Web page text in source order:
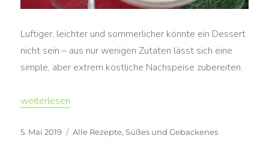
Luftiger, leichter und sommerlicher könnte ein Dessert
nicht sein – aus nur wenigen Zutaten lässt sich eine
simple, aber extrem köstliche Nachspeise zubereiten.
„Rhabarber-Grießschaum (vegan)“
weiterlesen
Veröffentlicht
5. Mai 2019 Kategorien
Alle Rezepte,Süßes und Gebackenes